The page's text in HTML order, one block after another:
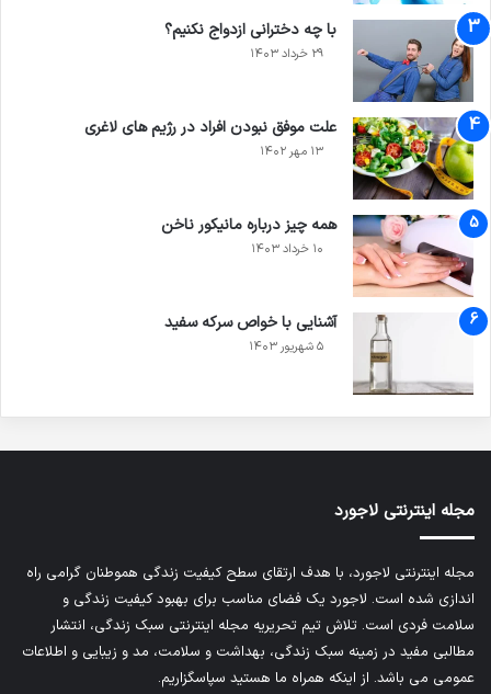
با چه دخترانی ازدواج نکنیم؟
۲۹ خرداد ۱۴۰۳
علت موفق نبودن افراد در رژیم های لاغری
۱۳ مهر ۱۴۰۲
همه چیز درباره مانیکور ناخن
۱۰ خرداد ۱۴۰۳
آشنایی با خواص سرکه سفید
۵ شهریور ۱۴۰۳
مجله اینترنتی لاجورد
مجله اینترنتی لاجورد، با هدف ارتقای سطح کیفیت زندگی هموطنان گرامی راه
اندازی شده است. لاجورد یک فضای مناسب برای بهبود کیفیت زندگی و
سلامت فردی است. تلاش تیم تحریریه مجله اینترنتی سبک زندگی، انتشار
مطالبی مفید در زمینه سبک زندگی، بهداشت و سلامت، مد و زیبایی و اطلاعات
عمومی می باشد. از اینکه همراه ما هستید سپاسگزاریم.